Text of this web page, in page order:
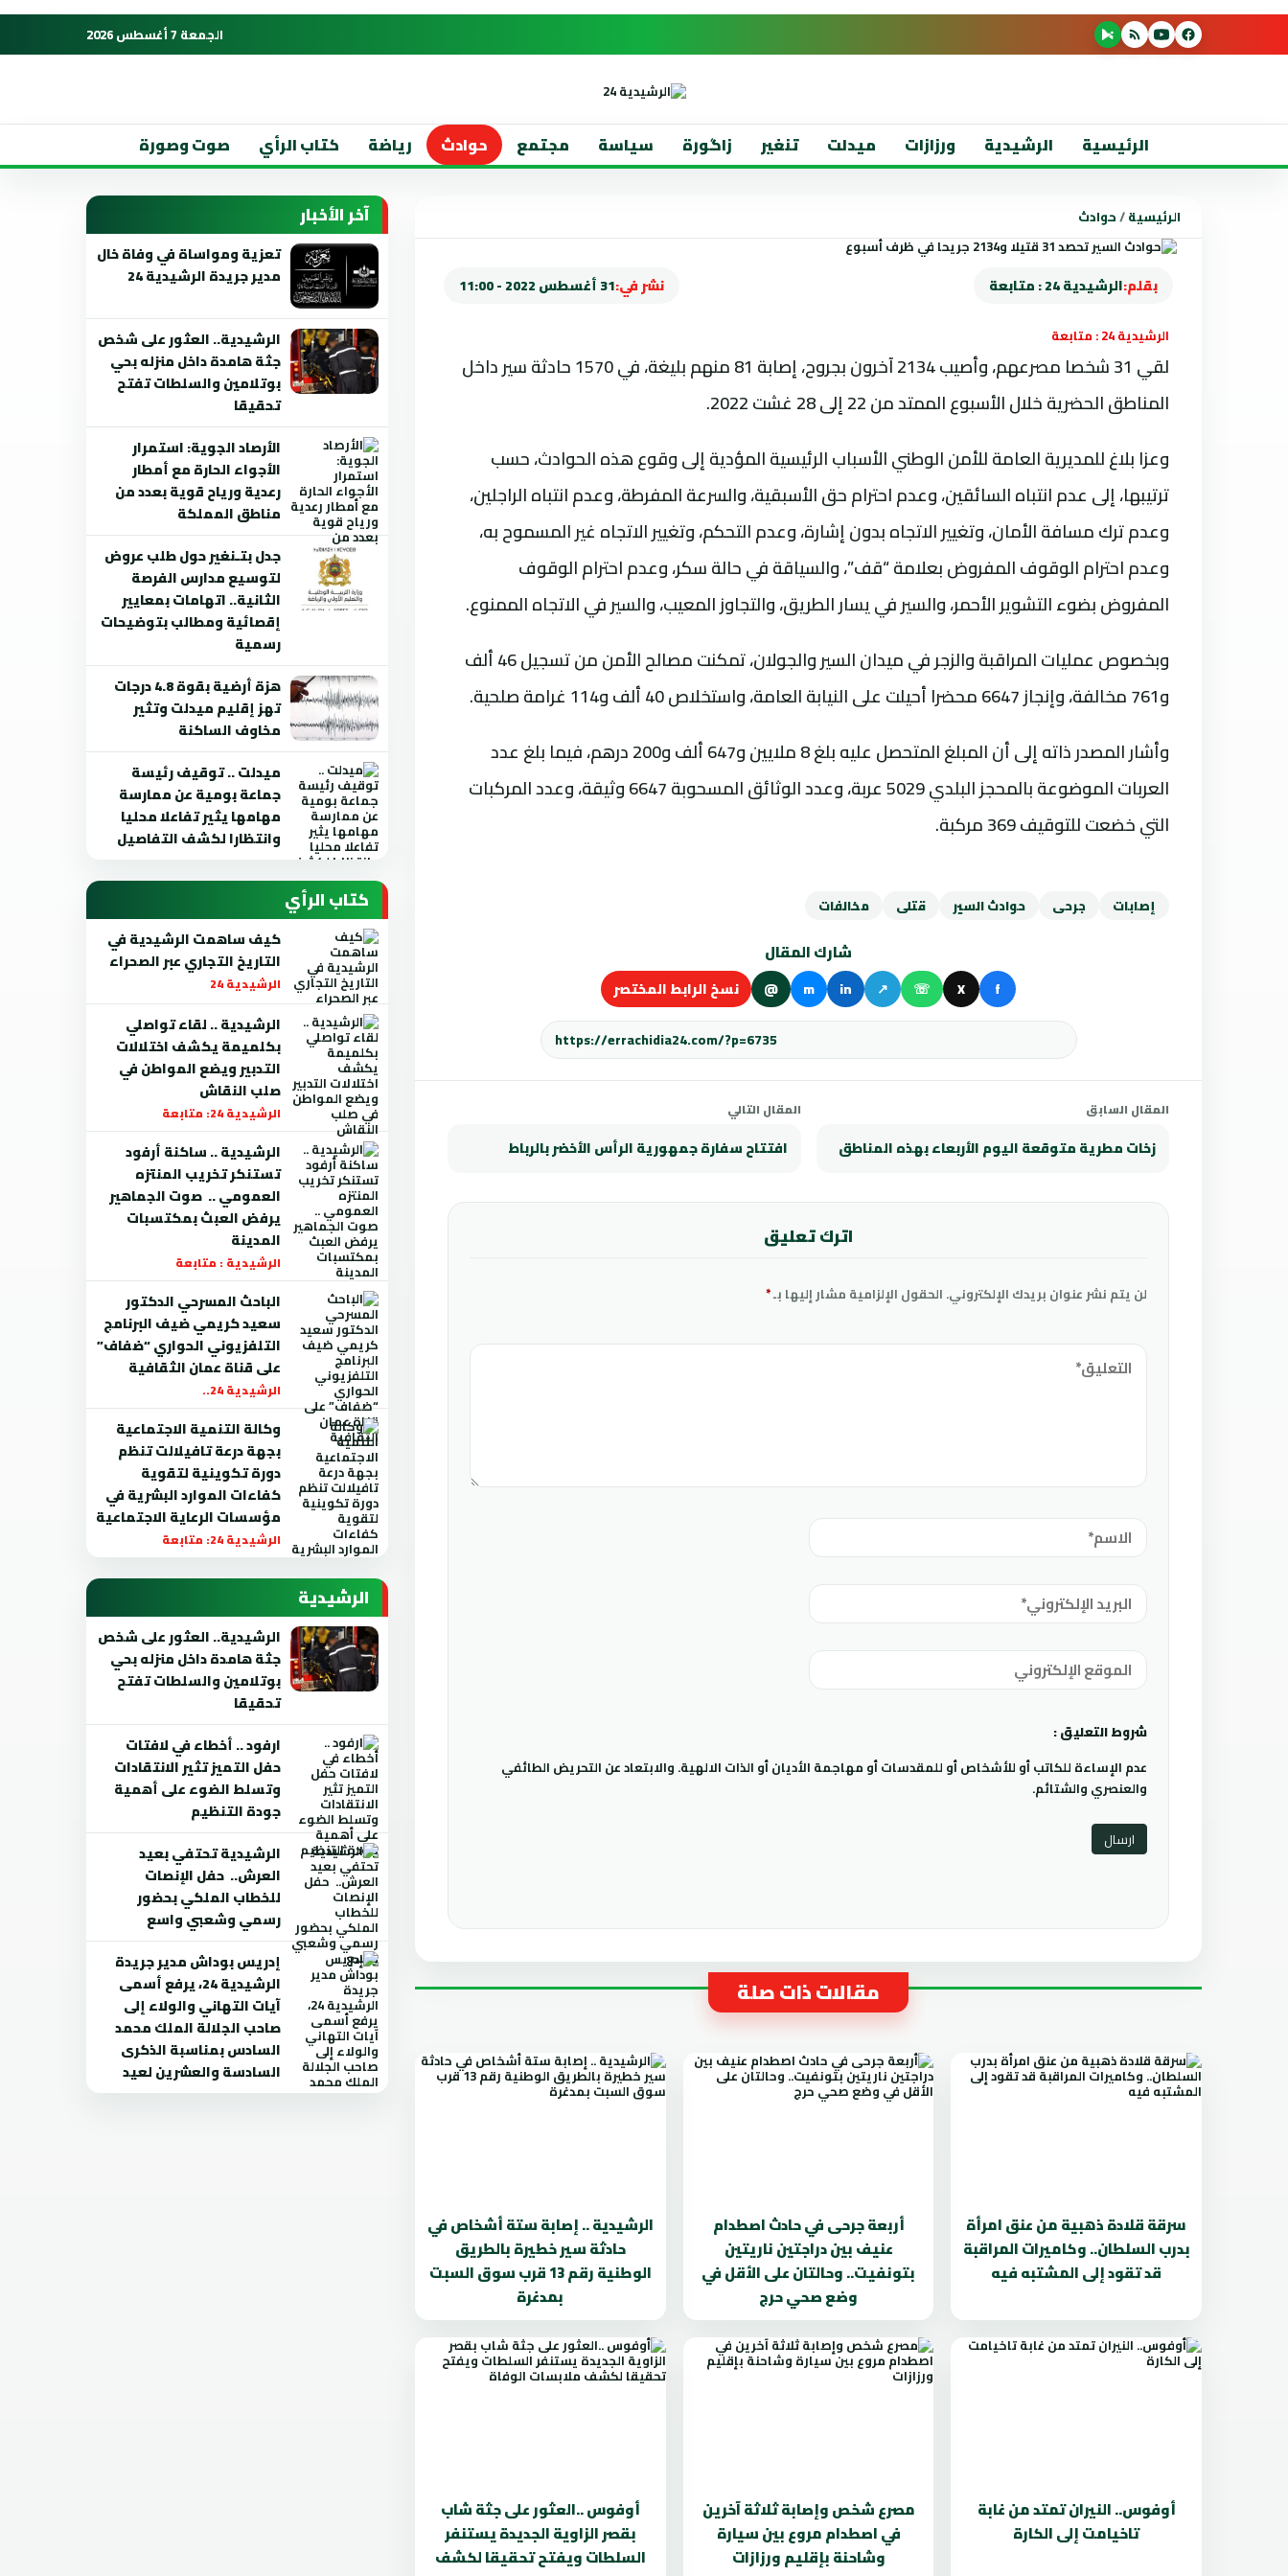
الجمعة 7 أغسطس 2026
الرئيسية الرشيدية ورزازات ميدلت تنغير زاگورة سياسة مجتمع حوادث رياضة كتاب الرأي صوت وصورة
الرئيسية/حوادث
بقلم:الرشيدية 24 : متابعة نشر في:31 أغسطس 2022 - 11:00
الرشيدية 24 : متابعة
لقي 31 شخصا مصرعهم، وأصيب 2134 آخرون بجروح، إصابة 81 منهم بليغة، في 1570 حادثة سير داخل
المناطق ‏الحضرية خلال الأسبوع الممتد من 22 إلى 28 غشت 2022.
وعزا بلاغ للمديرية العامة للأمن الوطني الأسباب الرئيسية المؤدية إلى وقوع ‏هذه الحوادث، حسب
ترتيبها، إلى عدم انتباه السائقين، وعدم احترام حق الأسبقية، والسرعة المفرطة، وعدم انتباه الراجلين،
وعدم ترك مسافة الأمان، وتغيير الاتجاه بدون إشارة، وعدم التحكم، وتغيير الاتجاه غير المسموح به،
وعدم احترام الوقوف المفروض بعلامة “قف”، والسياقة في حالة سكر، وعدم احترام الوقوف
المفروض بضوء التشوير الأحمر، والسير في يسار الطريق، والتجاوز المعيب، والسير في الاتجاه الممنوع.
وبخصوص عمليات المراقبة والزجر في ميدان السير والجولان، تمكنت مصالح الأمن من تسجيل 46 ألف
و761 مخالفة، وإنجاز 6647 محضرا أحيلت ‏على النيابة العامة، واستخلاص 40 ألف و114 غرامة صلحية. ‏
وأشار المصدر ذاته إلى أن المبلغ المتحصل عليه بلغ 8 ملايين ‏و647 ألف و200 درهم، فيما بلغ عدد
العربات الموضوعة بالمحجز البلدي 5029 عربة، وعدد الوثائق المسحوبة 6647 وثيقة، وعدد المركبات
التي خضعت للتوقيف 369 مركبة.
إصابات جرحى حوادث السير قتلى مخالفات
شارك المقال
f
X
☏
↗
in
m
@ نسخ الرابط المختصر
المقال السابق
زخات مطرية متوقعة اليوم الأربعاء بهذه المناطق
المقال التالي
افتتاح سفارة جمهورية الرأس الأخضر بالرباط
اترك تعليق
لن يتم نشر عنوان بريدك الإلكتروني. الحقول الإلزامية مشار إليها بـ*
شروط التعليق :
عدم الإساءة للكاتب أو للأشخاص أو للمقدسات أو مهاجمة الأديان أو الذات الالهية. والابتعاد عن التحريض الطائفي
والعنصري والشتائم.
مقالات ذات صلة
سرقة قلادة ذهبية من عنق امرأة
بدرب السلطان.. وكاميرات المراقبة
قد تقود إلى المشتبه فيه
أربعة جرحى في حادث اصطدام
عنيف بين دراجتين ناريتين
بتونفيت.. وحالتان على الأقل في
وضع صحي حرج
الرشيدية .. إصابة ستة أشخاص في
حادثة سير خطيرة بالطريق
الوطنية رقم 13 قرب سوق السبت
بمدغرة
أوفوس.. النيران تمتد من غابة
تاخيامت إلى الكارة
مصرع شخص وإصابة ثلاثة آخرين
في اصطدام مروع بين سيارة
وشاحنة بإقليم ورزازات
أوفوس ..العثور على جثة شاب
بقصر الزاوية الجديدة يستنفر
السلطات ويفتح تحقيقا لكشف
آخر الأخبار
تعزية ومواساة في وفاة خال
مدير جريدة الرشيدية 24
الرشيدية.. العثور على شخص
جثة هامدة داخل منزله بحي
بوتلامين والسلطات تفتح
تحقيقا
الأرصاد الجوية: استمرار
الأجواء الحارة مع أمطار
رعدية ورياح قوية بعدد من
مناطق المملكة
جدل بتـنغير حول طلب عروض
لتوسيع مدارس الفرصة
الثانية.. اتهامات بمعايير
إقصائية ومطالب بتوضيحات
رسمية
هزة أرضية بقوة 4.8 درجات
تهز إقليم ميدلت وتثير
مخاوف الساكنة
ميدلت .. توقيف رئيسة
جماعة بومية عن ممارسة
مهامها يثير تفاعلا محليا
وانتظارا لكشف التفاصيل
كتاب الرأي
كيف ساهمت الرشيدية في
التاريخ التجاري عبر الصحراء
الرشيدية 24
الرشيدية .. لقاء تواصلي
بكلميمة يكشف اختلالات
التدبير ويضع المواطن في
صلب النقاش
الرشيدية 24: متابعة
الرشيدية .. ساكنة أرفود
تستنكر تخريب المنتزه
العمومي .. صوت الجماهير
يرفض العبث بمكتسبات
المدينة
الرشيدية : متابعة
الباحث المسرحي الدكتور
سعيد كريمي ضيف البرنامج
التلفزيوني الحواري “ضفاف”
على قناة عمان الثقافية
الرشيدية 24..
وكالة التنمية الاجتماعية
بجهة درعة تافيلالت تنظم
دورة تكوينية لتقوية
كفاءات الموارد البشرية في
مؤسسات الرعاية الاجتماعية
الرشيدية 24: متابعة
الرشيدية
الرشيدية.. العثور على شخص
جثة هامدة داخل منزله بحي
بوتلامين والسلطات تفتح
تحقيقا
ارفود .. أخطاء في لافتات
حفل التميز تثير الانتقادات
وتسلط الضوء على أهمية
جودة التنظيم
الرشيدية تحتفي بعيد
العرش.. حفل الإنصات
للخطاب الملكي بحضور
رسمي وشعبي واسع
إدريس بوداش مدير جريدة
الرشيدية 24، يرفع أسمى
آيات التهاني والولاء إلى
صاحب الجلالة الملك محمد
السادس بمناسبة الذكرى
السادسة والعشرين لعيد